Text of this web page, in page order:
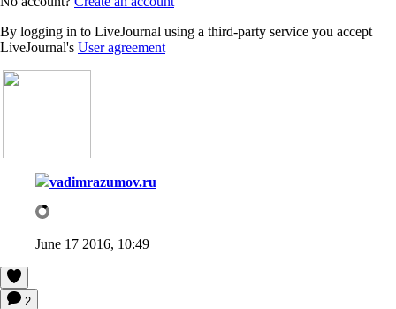
By logging in to LiveJournal using a third-party service you accept
LiveJournal's User agreement
vadimrazumov.ru
June 17 2016, 10:49
2